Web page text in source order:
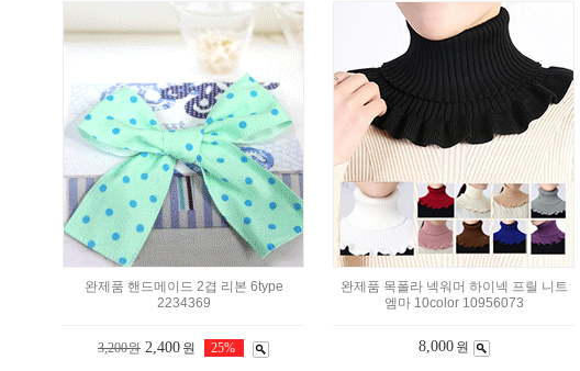
완제품 핸드메이드 2겹 리본 6type
2234369
3,200원 2,400 원 25%
완제품 목폴라 넥워머 하이넥 프릴 니트
엠마 10color 10956073
8,000 원